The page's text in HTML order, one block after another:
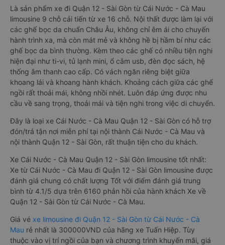
Là sản phẩm xe đi Quận 12 - Sài Gòn từ Cái Nước - Cà Mau
limousine 9 chỗ cải tiến từ xe 16 chỗ. Nội thất được làm lại với
các ghế bọc da chuẩn Châu Âu, không chỉ êm ái cho chuyến
hành trình xa, mà còn mát mẻ và không hề bị hầm bí như các
ghế bọc da bình thường. Kèm theo các ghế có nhiều tiện nghi
hiện đại như ti-vi, tủ lạnh mini, ổ cắm usb, đèn đọc sách, hệ
thống âm thanh cao cấp. Có vách ngăn riêng biệt giữa
khoang lái và khoang hành khách. Khoảng cách giữa các ghế
ngồi rất thoải mái, không nhồi nhét. Luôn đáp ứng được nhu
cầu về sang trọng, thoải mái và tiện nghi trong việc di chuyển.
Đây là loại xe Cái Nước - Cà Mau Quận 12 - Sài Gòn có hỗ trợ
đón/trả tận nơi miễn phí tại nội thành Cái Nước - Cà Mau và
nội thành Quận 12 - Sài Gòn, rất thuận tiện cho du khách.
Xe Cái Nước - Cà Mau Quận 12 - Sài Gòn limousine tốt nhất:
Xe từ Cái Nước - Cà Mau đi Quận 12 - Sài Gòn limousine được
đánh giá chung có chất lượng Tốt với điểm đánh giá trung
bình từ 4.1/5 dựa trên 6160 phản hồi của hành khách Xe về
Quận 12 - Sài Gòn từ Cái Nước - Cà Mau.
Giá vé xe limousine đi Quận 12 - Sài Gòn từ Cái Nước - Cà
Mau rẻ nhất là 300000VND của hãng xe Tuấn Hiệp. Tùy
thuộc vào vị trí ngồi của bạn và chương trình khuyến mãi, giá